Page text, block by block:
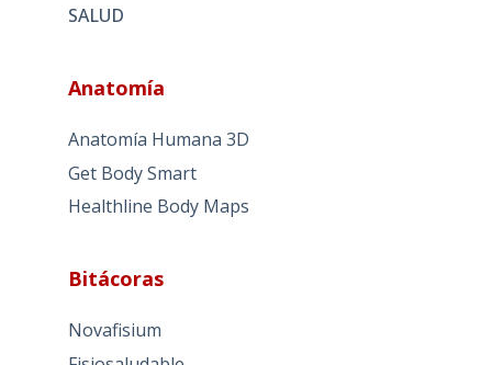
SALUD
Anatomía
Anatomía Humana 3D
Get Body Smart
Healthline Body Maps
Bitácoras
Novafisium